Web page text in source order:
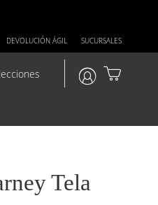
DEVOLUCIÓN ÁGIL SUCURSALES
Tela